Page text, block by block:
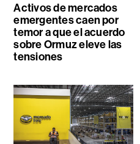
Activos de mercados
emergentes caen por
temor a que el acuerdo
sobre Ormuz eleve las
tensiones